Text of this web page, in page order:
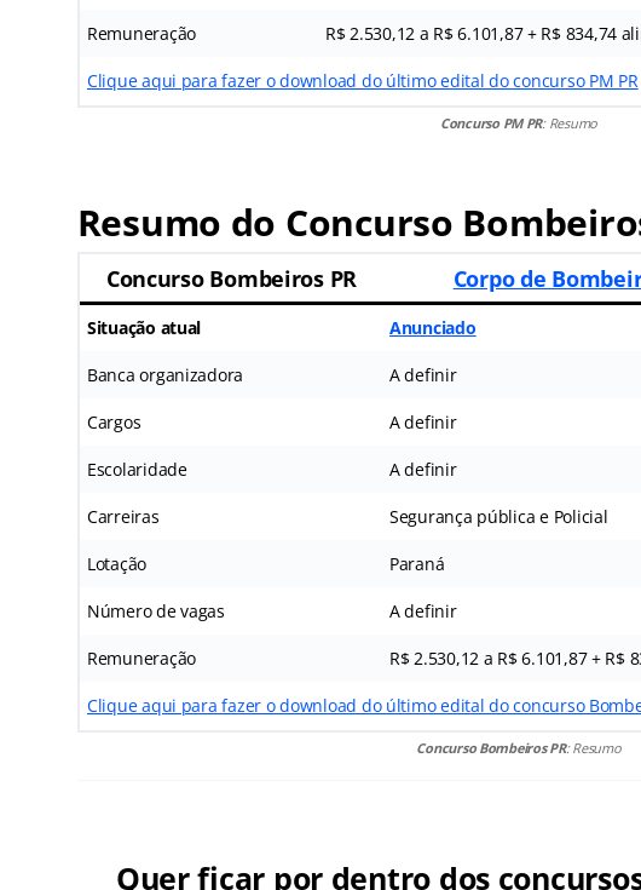
Remuneração R$ 2.530,12 a R$ 6.101,87 + R$ 834,74
Clique aqui para fazer o download do último edital do concurso PM PR
Concurso PM PR: Resumo
Resumo do Concurso
Concurso Bombeiros PR Corpo de
Situação atual Anunciado
Banca organizadora A definir
Cargos A definir
Escolaridade A definir
Carreiras Segurança pública e Policial
Lotação Paraná
Número de vagas A definir
Remuneração R$ 2.530,12 a R$ 6.101,87 +
Clique aqui para fazer o download do último edital do concurso
Concurso Bombeiros PR: Resumo
Quer ficar por dentro dos